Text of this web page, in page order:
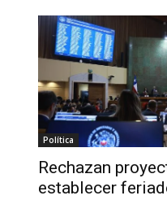
Política
Rechazan
establecer